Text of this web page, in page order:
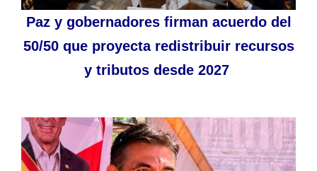
Paz y gobernadores firman acuerdo del
50/50 que proyecta redistribuir recursos
y tributos desde 2027